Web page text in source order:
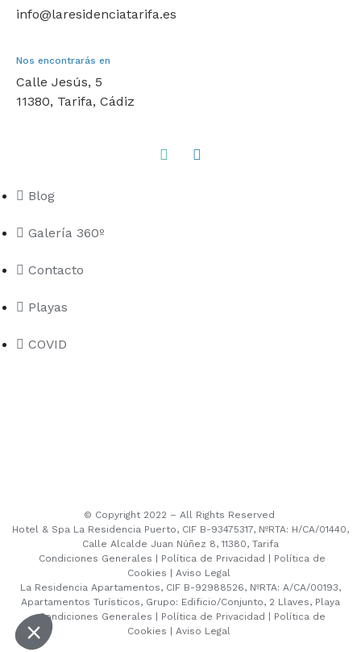
info@laresidenciatarifa.es
Nos encontrarás en
Calle Jesús, 5
11380, Tarifa, Cádiz
Blog
Galería 360º
Contacto
Playas
COVID
© Copyright 2022 – All Rights Reserved
Hotel & Spa La Residencia Puerto, CIF B-93475317, NºRTA: H/CA/01440,
Calle Alcalde Juan Núñez 8, 11380, Tarifa
Condiciones Generales
Política de Privacidad
Política de
Cookies
Aviso Legal
La Residencia Apartamentos, CIF B-92988526, NºRTA: A/CA/00193,
Apartamentos Turísticos, Grupo: Edificio/Conjunto, 2 Llaves, Playa
Condiciones Generales
Política de Privacidad
Política de
Cookies
Aviso Legal